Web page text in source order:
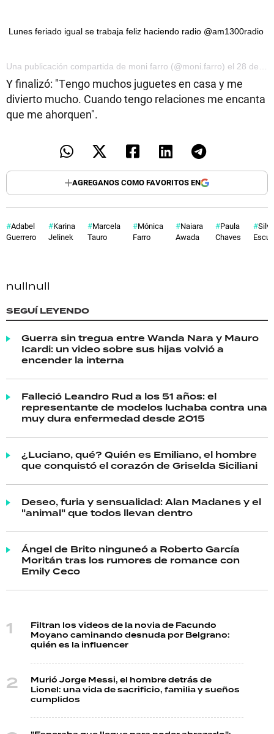
Lunes feriado igual se trabaja feliz haciendo radio @am1300radio
Y finalizó: "Tengo muchos juguetes en casa y me
divierto mucho. Cuando tengo relaciones me encanta
que me ahorquen".
AGREGANOS COMO FAVORITOS EN
Adabel
Guerrero
Karina
Jelinek
Marcela
Tauro
Mónica
Farro
Naiara
Awada
Paula
Chaves
nullnull
SEGUÍ LEYENDO
Guerra sin tregua entre Wanda Nara y Mauro
Icardi: un video sobre sus hijas volvió a
encender la interna
Falleció Leandro Rud a los 51 años: el
representante de modelos luchaba contra una
muy dura enfermedad desde 2015
¿Luciano, qué? Quién es Emiliano, el hombre
que conquistó el corazón de Griselda Siciliani
Deseo, furia y sensualidad: Alan Madanes y el
"animal" que todos llevan dentro
Ángel de Brito ninguneó a Roberto García
Moritán tras los rumores de romance con
Emily Ceco
Filtran los videos de la novia de Facundo
Moyano caminando desnuda por Belgrano:
quién es la influencer
Murió Jorge Messi, el hombre detrás de
Lionel: una vida de sacrificio, familia y sueños
cumplidos